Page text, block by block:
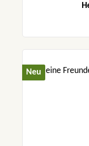
Neu